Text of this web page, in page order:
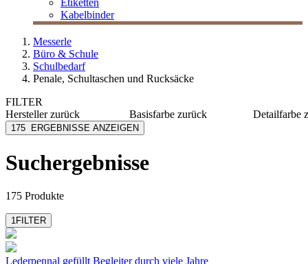
Etiketten
Kabelbinder
Messerle
Büro & Schule
Schulbedarf
Penale, Schultaschen und Rucksäcke
FILTER
Herstellerzurück
Brunnen
Satch
Basisfarbe zurück
violett
Detailfarbe
175 ERGEBNISSE ANZEIGEN
Suchergebnisse
175 Produkte
1FILTER
Lederpennal gefüllt Begleiter durch viele Jahre